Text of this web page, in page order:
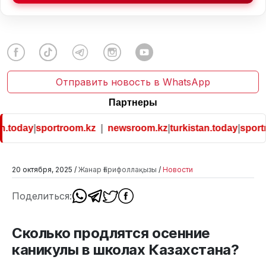
Отправить новость в WhatsApp
Партнеры
|sportroom.kz| newsroom.kz|turkistan.today|
20 октября, 2025 / Жанар Ғарифоллақызы / Новости
Поделиться:
Сколько продлятся осенние
каникулы в школах Казахстана?